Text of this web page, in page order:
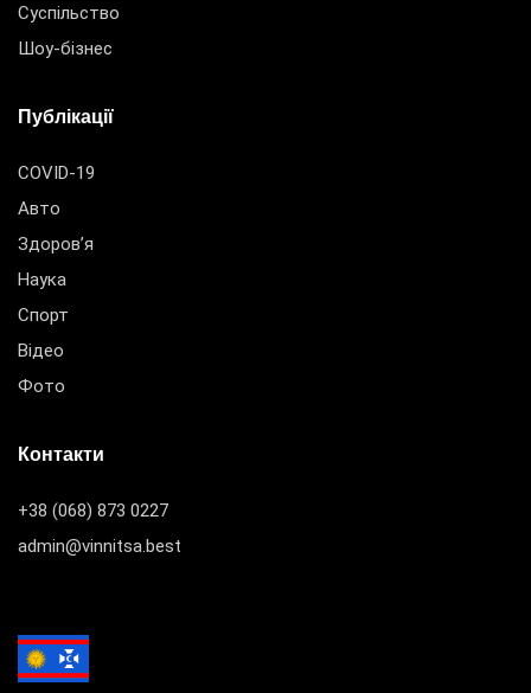
Суспільство
Шоу-бізнес
Публікації
COVID-19
Авто
Здоров’я
Наука
Спорт
Відео
Фото
Контакти
+38 (068) 873 0227
admin@vinnitsa.best